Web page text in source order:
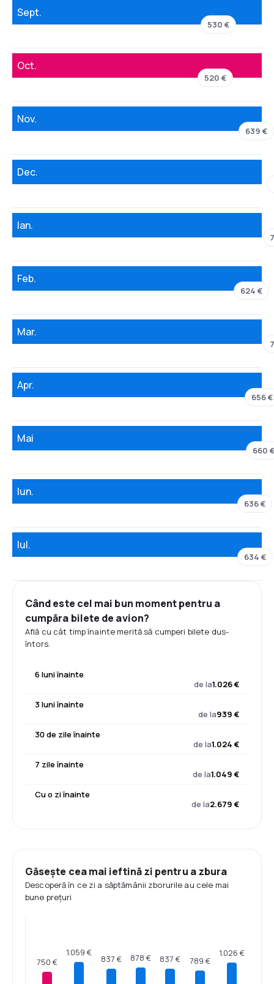
Sept.
530 €
Oct.
520 €
Nov.
639 €
Dec.
Ian.
Feb.
624 €
Mar.
Apr.
656 €
Mai
660
Iun.
636 €
Iul.
634 €
Când este cel mai bun moment pentru a
cumpăra bilete de avion?
Află cu cât timp înainte merită să cumperi bilete dus-
întors.
6 luni înainte
de la1.026 €
3 luni înainte
de la939 €
30 de zile înainte
de la1.024 €
7 zile înainte
de la1.049 €
Cu o zi înainte
de la2.679 €
Găsește cea mai ieftină zi pentru a zbura
Descoperă în ce zi a săptămânii zborurile au cele mai
bune prețuri
750 €
1.059 €
837 € 878 € 837 € 789 €
1.026 €